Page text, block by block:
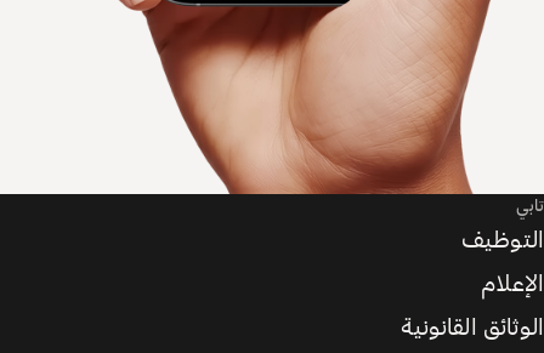
تابي
التوظيف
الإعلام
الوثائق القانونية